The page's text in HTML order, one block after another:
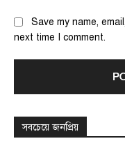
Save my name,
next time I comment.
সবচেয়ে জনপ্রিয়